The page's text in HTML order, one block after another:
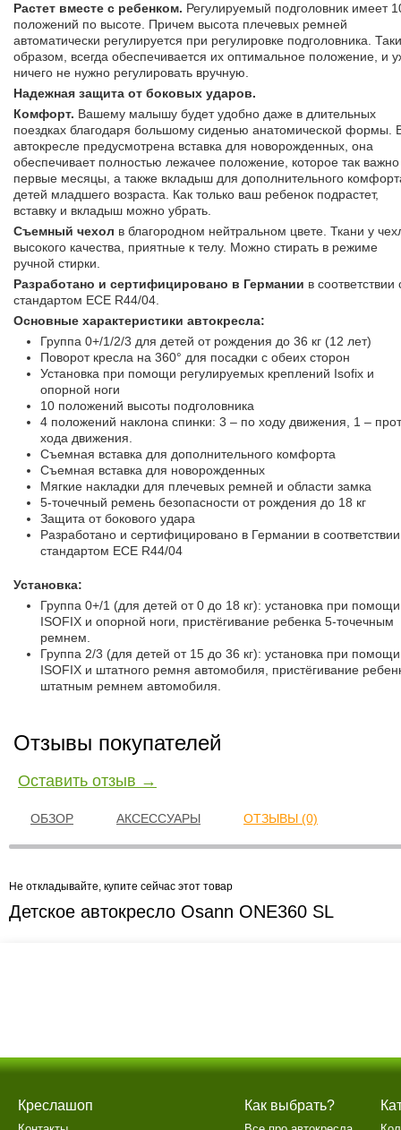
Растет вместе с ребенком. Регулируемый подголовник имеет
положений по высоте. Причем высота плечевых ремней
автоматически регулируется при регулировке подголовника.
образом, всегда обеспечивается их оптимальное положение, и
ничего не нужно регулировать вручную.
Надежная защита от боковых ударов.
Комфорт. Вашему малышу будет удобно даже в длительных
поездках благодаря большому сиденью анатомической формы.
автокресле предусмотрена вставка для новорожденных, она
обеспечивает полностью лежачее положение, которое так важно
первые месяцы, а также вкладыш для дополнительного
детей младшего возраста. Как только ваш ребенок подрастет,
вставку и вкладыш можно убрать.
Съемный чехол в благородном нейтральном цвете. Ткани у
высокого качества, приятные к телу. Можно стирать в режиме
ручной стирки.
Разработано и сертифицировано в Германии в соответствии
стандартом ECE R44/04.
Основные характеристики автокресла:
Группа 0+/1/2/3 для детей от рождения до 36 кг (12 лет)
Поворот кресла на 360° для посадки с обеих сторон
Установка при помощи регулируемых креплений Isofix и
опорной ноги
10 положений высоты подголовника
4 положений наклона спинки: 3 – по ходу движения, 1 –
хода движения.
Съемная вставка для дополнительного комфорта
Съемная вставка для новорожденных
Мягкие накладки для плечевых ремней и области замка
5-точечный ремень безопасности от рождения до 18 кг
Защита от бокового удара
Разработано и сертифицировано в Германии в
стандартом ECE R44/04
Установка:
Группа 0+/1 (для детей от 0 до 18 кг): установка при помощи
ISOFIX и опорной ноги, пристёгивание ребенка 5-точечным
ремнем.
Группа 2/3 (для детей от 15 до 36 кг): установка при помощи
ISOFIX и штатного ремня автомобиля, пристёгивание
штатным ремнем автомобиля.
Отзывы покупателей
Оставить отзыв →
ОБЗОР АКСЕССУАРЫ ОТЗЫВЫ (0)
Не откладывайте, купите сейчас этот товар
Детское автокресло Osann ONE360 SL
Креслашоп Как выбрать?